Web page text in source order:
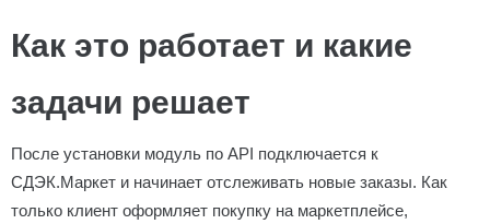
Как это работает и какие
задачи решает
После установки модуль по API подключается к
СДЭК.Маркет и начинает отслеживать новые заказы. Как
только клиент оформляет покупку на маркетплейсе,